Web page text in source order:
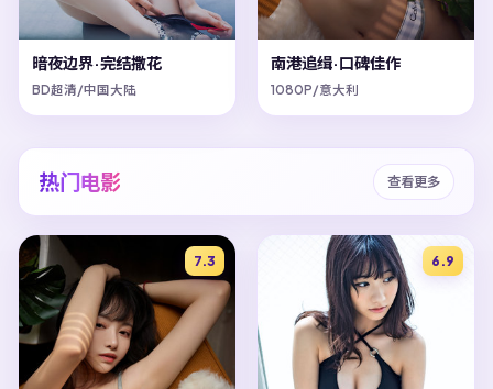
暗夜边界·完结撒花
BD超清/中国大陆
南港追缉·口碑佳作
1080P/意大利
热门电影 查看更多
7.3 6.9